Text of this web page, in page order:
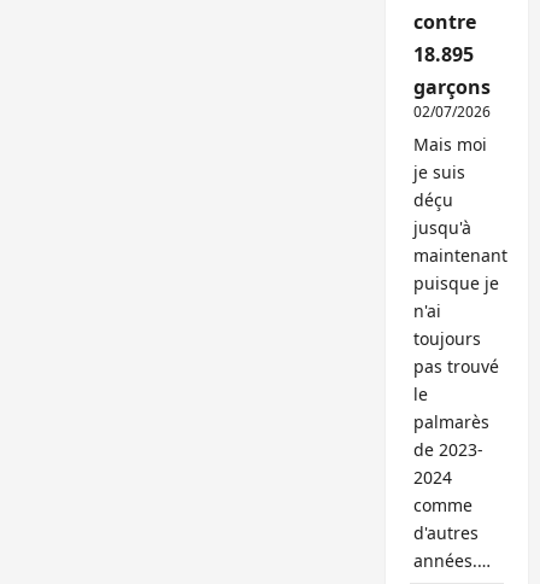
contre
18.895
garçons
02/07/2026
Mais moi
je suis
déçu
jusqu'à
maintenant
puisque je
n'ai
toujours
pas trouvé
le
palmarès
de 2023-
2024
comme
d'autres
années.…